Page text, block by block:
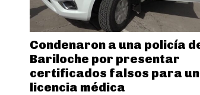
Condenaron a una policía
Bariloche por presentar
certificados falsos para
licencia médica